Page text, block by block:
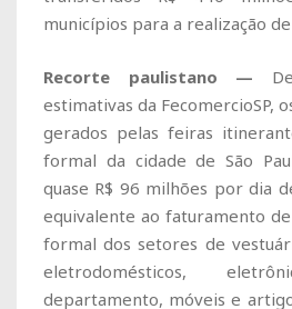
municípios para a realização
Recorte paulistano —
estimativas da FecomercioSP,
gerados pelas feiras
formal da cidade de São
quase R$ 96 milhões por dia
equivalente ao faturamento
formal dos setores de
eletrodomésticos,
departamento, móveis e